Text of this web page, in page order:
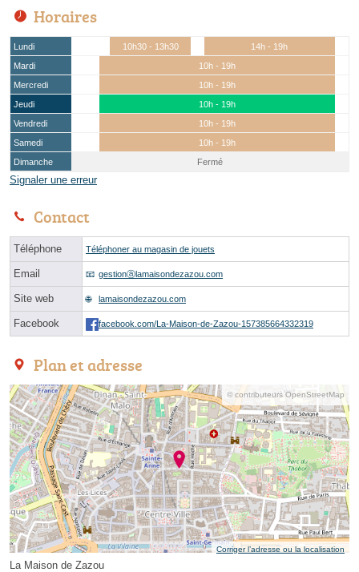
Horaires
Lundi 10h30 - 13h30
14h - 19h
Mardi
10h - 19h
Mercredi
10h - 19h
Jeudi
10h - 19h
Vendredi
10h - 19h
Samedi
10h - 19h
Dimanche
Fermé
Signaler une erreur
Contact
Téléphone Téléphoner au magasin de jouets
Email gestionⓐlamaisondezazou.com
Site web lamaisondezazou.com
Facebook facebook.com/La-Maison-de-Zazou-157385664332319
Plan et adresse
© contributeurs OpenStreetMap
Corriger l’adresse ou la localisation
La Maison de Zazou